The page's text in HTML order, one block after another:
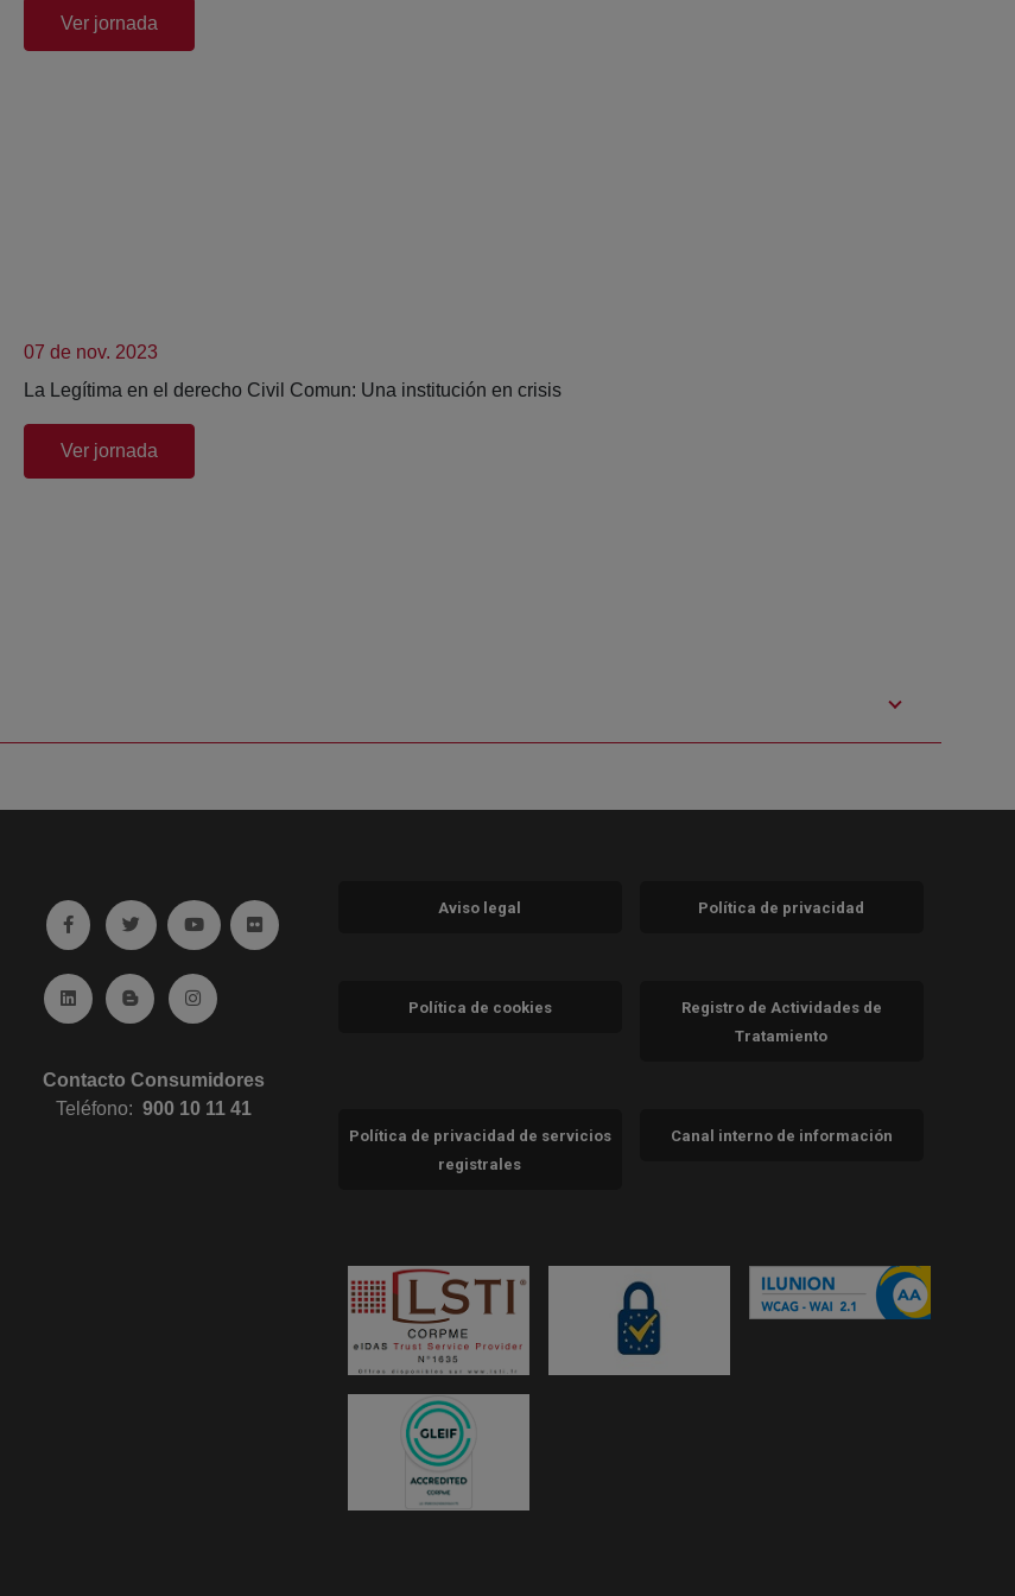
(abre en nueva ventana)
Ver jornada
07 de nov. 2023
La Legítima en el derecho Civil Comun: Una institución en crisis
(abre en nueva ventana)
Ver jornada
Ir a facebook (abre en ventana nueva)
Ir a twitter (abre en ventana nueva)
Ir a YouTube (abre en ventana nueva)
Ir a Flickr (abre en ventana nueva)
Ir a Linkedin (abre en ventana nueva)
Ir al Blog (abre en ventana nueva)
Ir a Instagram (abre en ventana nueva)
Contacto Consumidores
Teléfono:900 10 11 41
Aviso legal Política de privacidad
Política de cookies
Registro de Actividades de
Tratamiento
Política de privacidad de servicios
registrales
Canal interno de información